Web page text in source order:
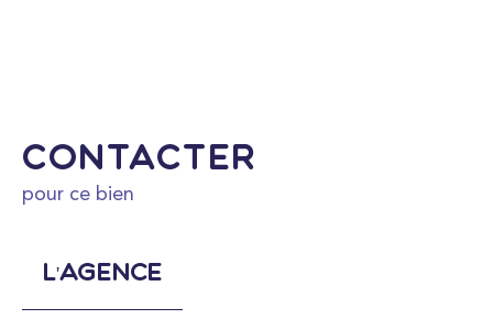
Contacter
pour ce bien
L'agence